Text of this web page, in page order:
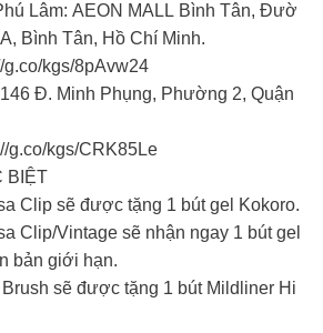
Lâm: AEON MALL Bình Tân, Đườ
Bình Tân, Hồ Chí Minh.
g.co/kgs/8pAvw24
Đ. Minh Phụng, Phường 2, Quận
g.co/kgs/CRK85Le
BIỆT
Clip sẽ được tặng 1 bút gel Kokoro.
Clip/Vintage sẽ nhận ngay 1 bút gel
bản giới hạn.
sẽ được tặng 1 bút Mildliner Hi